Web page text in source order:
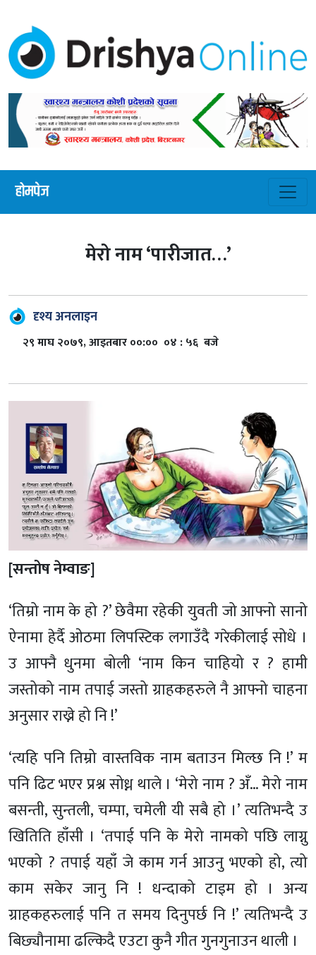
होमपेज
मेरो नाम ‘पारीजात…’
दृश्य अनलाइन
२९ माघ २०७९, आइतबार ००:०० ०४ : ५६ बजे
[सन्तोष नेम्वाङ]
‘तिम्रो नाम के हो ?’ छेवैमा रहेकी युवती जो आफ्नो सानो
ऐनामा हेर्दै ओठमा लिपस्टिक लगाउँदै गरेकीलाई सोधे ।
उ आफ्नै धुनमा बोली ‘नाम किन चाहियो र ? हामी
जस्तोको नाम तपाई जस्तो ग्राहकहरुले नै आफ्नो चाहना
अनुसार राख्ने हो नि !’
‘त्यहि पनि तिम्रो वास्तविक नाम बताउन मिल्छ नि !’ म
पनि ढिट भएर प्रश्न सोध्न थाले । ‘मेरो नाम ? अँ… मेरो नाम
बसन्ती, सुन्तली, चम्पा, चमेली यी सबै हो ।’ त्यतिभन्दै उ
खितिति हाँसी । ‘तपाई पनि के मेरो नामको पछि लाग्नु
भएको ? तपाई यहाँ जे काम गर्न आउनु भएको हो, त्यो
काम सकेर जानु नि ! धन्दाको टाइम हो । अन्य
ग्राहकहरुलाई पनि त समय दिनुपर्छ नि !’ त्यतिभन्दै उ
बिछ्यौनामा ढल्किदै एउटा कुनै गीत गुनगुनाउन थाली ।